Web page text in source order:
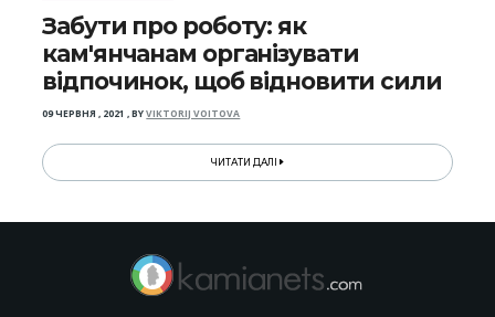
Забути про роботу: як
кам'янчанам організувати
відпочинок, щоб відновити сили
09 ЧЕРВНЯ , 2021 ,BYVIKTORIJ VOITOVA
ЧИТАТИ ДАЛІ